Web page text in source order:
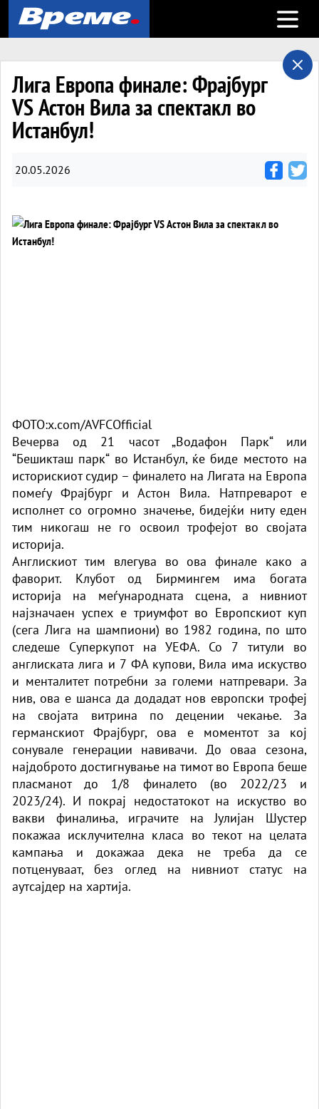
Open
Лига Европа финале: Фрајбург
VS Астон Вила за спектакл во
Истанбул!
20.05.2026
ФОТО:x.com/AVFCOfficial
Вечерва од 21 часот „Водафон Парк“ или
“Бешикташ парк“ во Истанбул, ќе биде местото на
историскиот судир – финалето на Лигата на Европа
помеѓу Фрајбург и Астон Вила. Натпреварот е
исполнет со огромно значење, бидејќи ниту еден
тим никогаш не го освоил трофејот во својата
историја.
Англискиот тим влегува во ова финале како а
фаворит. Клубот од Бирмингем има богата
историја на меѓународната сцена, а нивниот
најзначаен успех е триумфот во Европскиот куп
(сега Лига на шампиони) во 1982 година, по што
следеше Суперкупот на УЕФА. Со 7 титули во
англиската лига и 7 ФА купови, Вила има искуство
и менталитет потребни за големи натпревари. За
нив, ова е шанса да додадат нов европски трофеј
на својата витрина по децении чекање. За
германскиот Фрајбург, ова е моментот за кој
сонувале генерации навивачи. До оваа сезона,
најдоброто достигнување на тимот во Европа беше
пласманот до 1/8 финалето (во 2022/23 и
2023/24). И покрај недостатокот на искуство во
вакви финалиња, играчите на Јулијан Шустер
покажаа исклучителна класа во текот на целата
кампања и докажаа дека не треба да се
потценуваат, без оглед на нивниот статус на
аутсајдер на хартија.